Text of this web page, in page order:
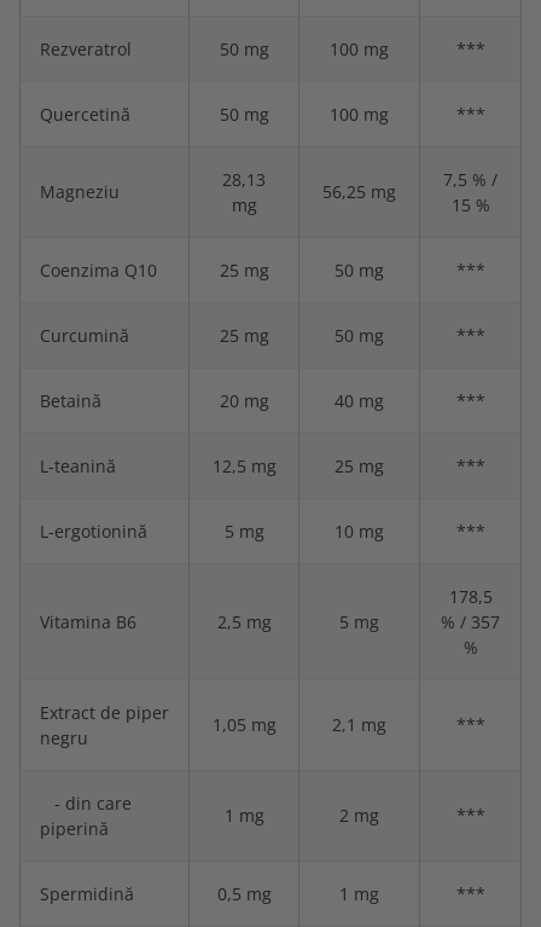
Rezveratrol 50 mg 100 mg ***
Quercetină 50 mg 100 mg ***
Magneziu
28,13
mg
56,25 mg
7,5 % /
15 %
Coenzima Q10 25 mg 50 mg ***
Curcumină 25 mg 50 mg ***
Betaină 20 mg 40 mg ***
L-teanină 12,5 mg 25 mg ***
L-ergotionină 5 mg 10 mg ***
Vitamina B6 2,5 mg 5 mg
178,5
% / 357
%
Extract de piper
negru
1,05 mg 2,1 mg ***
- din care
piperină
1 mg 2 mg ***
Spermidină 0,5 mg 1 mg ***